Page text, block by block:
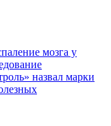
мозга у
назвал марки